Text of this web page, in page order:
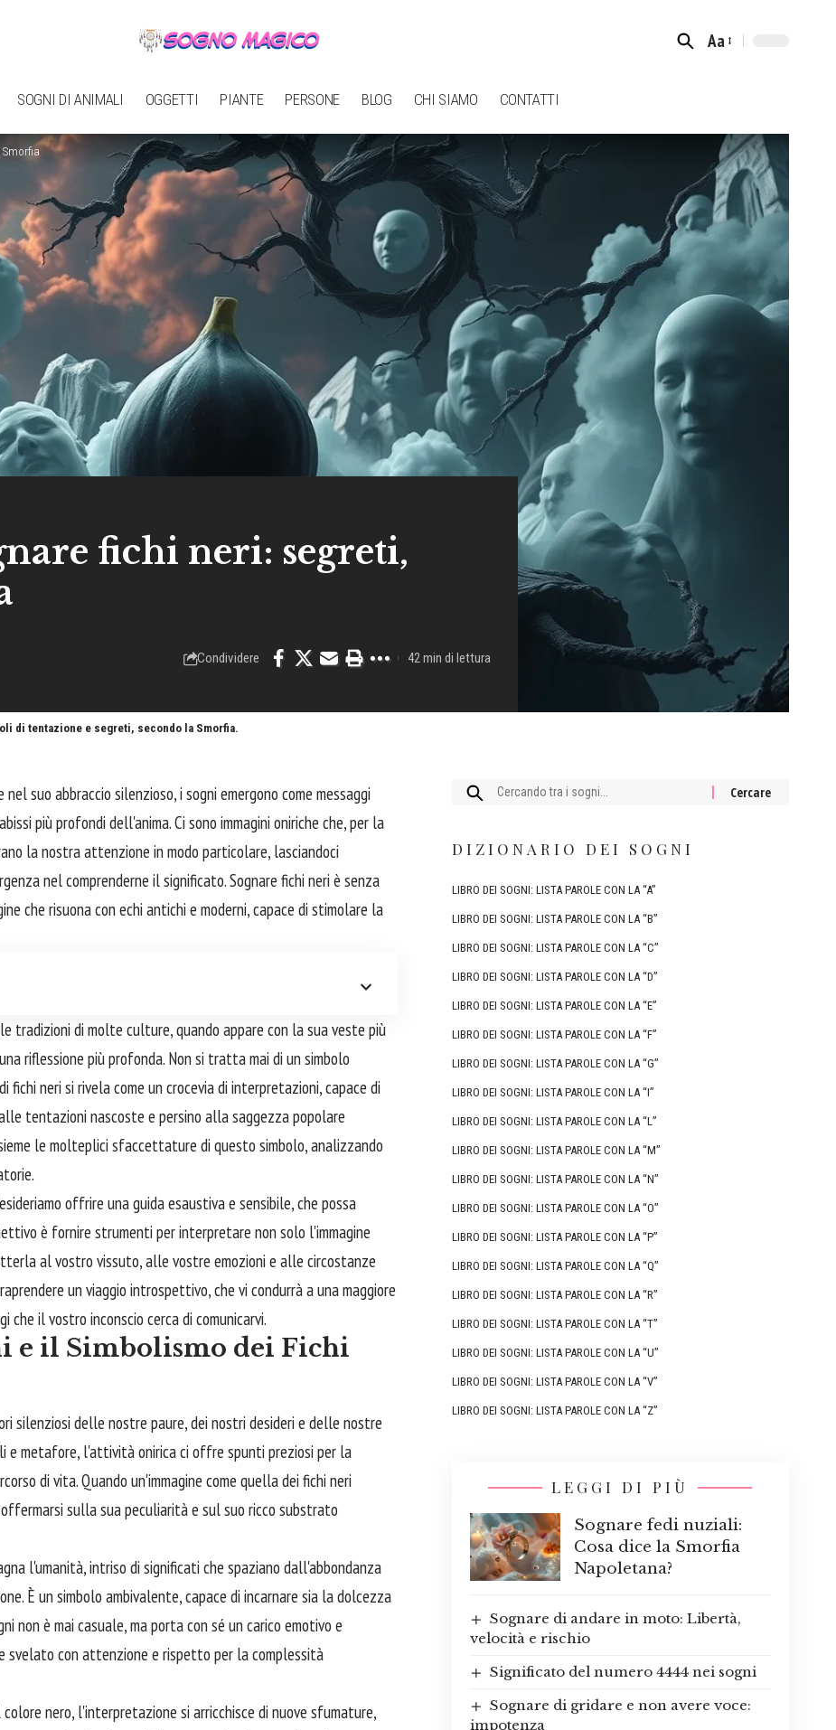
Font
Aa
SOGNI DI ANIMALI OGGETTI PIANTE PERSONE BLOG CHI SIAMO CONTATTI
Smorfia
fichi neri: segreti,
Condividere 42 min di lettura
di tentazione e segreti, secondo la Smorfia.
suo abbraccio silenzioso, i sogni emergono come messaggi
più profondi dell'anima. Ci sono immagini oniriche che, per la
la nostra attenzione in modo particolare, lasciandoci
nel comprenderne il significato. Sognare fichi neri è senza
che risuona con echi antichi e moderni, capace di stimolare la
di molte culture, quando appare con la sua veste più
riflessione più profonda. Non si tratta mai di un simbolo
neri si rivela come un crocevia di interpretazioni, capace di
tentazioni nascoste e persino alla saggezza popolare
le molteplici sfaccettature di questo simbolo, analizzando
offrire una guida esaustiva e sensibile, che possa
è fornire strumenti per interpretare non solo l'immagine
al vostro vissuto, alle vostre emozioni e alle circostanze
un viaggio introspettivo, che vi condurrà a una maggiore
che il vostro inconscio cerca di comunicarvi.
e il Simbolismo dei Fichi
silenziosi delle nostre paure, dei nostri desideri e delle nostre
e metafore, l'attività onirica ci offre spunti preziosi per la
di vita. Quando un'immagine come quella dei fichi neri
sulla sua peculiarità e sul suo ricco substrato
l'umanità, intriso di significati che spaziano dall'abbondanza
È un simbolo ambivalente, capace di incarnare sia la dolcezza
non è mai casuale, ma porta con sé un carico emotivo e
svelato con attenzione e rispetto per la complessità
nero, l'interpretazione si arricchisce di nuove sfumature,
Cercare:
DIZIONARIO DEI SOGNI
LIBRO DEI SOGNI: LISTA PAROLE CON LA “A”
LIBRO DEI SOGNI: LISTA PAROLE CON LA “B”
LIBRO DEI SOGNI: LISTA PAROLE CON LA “C”
LIBRO DEI SOGNI: LISTA PAROLE CON LA “D”
LIBRO DEI SOGNI: LISTA PAROLE CON LA “E”
LIBRO DEI SOGNI: LISTA PAROLE CON LA “F”
LIBRO DEI SOGNI: LISTA PAROLE CON LA “G”
LIBRO DEI SOGNI: LISTA PAROLE CON LA “I”
LIBRO DEI SOGNI: LISTA PAROLE CON LA “L”
LIBRO DEI SOGNI: LISTA PAROLE CON LA “M”
LIBRO DEI SOGNI: LISTA PAROLE CON LA “N”
LIBRO DEI SOGNI: LISTA PAROLE CON LA “O”
LIBRO DEI SOGNI: LISTA PAROLE CON LA “P”
LIBRO DEI SOGNI: LISTA PAROLE CON LA “Q”
LIBRO DEI SOGNI: LISTA PAROLE CON LA “R”
LIBRO DEI SOGNI: LISTA PAROLE CON LA “T”
LIBRO DEI SOGNI: LISTA PAROLE CON LA “U”
LIBRO DEI SOGNI: LISTA PAROLE CON LA “V”
LIBRO DEI SOGNI: LISTA PAROLE CON LA “Z”
LEGGI DI PIÙ
Sognare fedi nuziali:
Cosa dice la Smorfia
Napoletana?
Sognare di andare in moto: Libertà,
velocità e rischio
Significato del numero 4444 nei sogni
Sognare di gridare e non avere voce:
impotenza